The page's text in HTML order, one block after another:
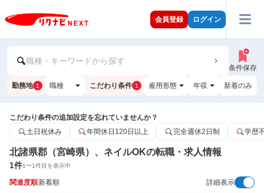
会員登録 ログイン
職種・キーワードから探す
条件保存
勤務地 1 職種 こだわり条件 1 雇用形態 年収 新着のみ
こだわり条件の追加設定を忘れていませんか？
土日祝休み
年間休日120日以上 完全週休2日制 学歴
北諸県郡（宮崎県）、ネイルOKの転職・求人情報
1件1〜1件目を表示中
関連度順新着順 詳細表示